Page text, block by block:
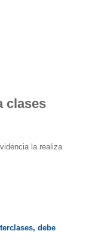
clases
la realiza
debe